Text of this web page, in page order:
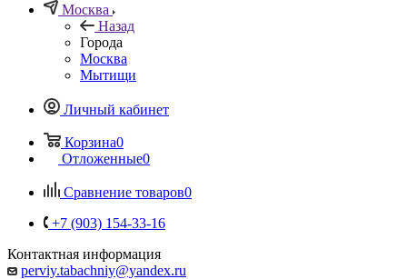
Москва
Назад
Города
Москва
Мытищи
Личный кабинет
Корзина0
Отложенные0
Сравнение товаров0
+7 (903) 154-33-16
Контактная информация
perviy.tabachniy@yandex.ru